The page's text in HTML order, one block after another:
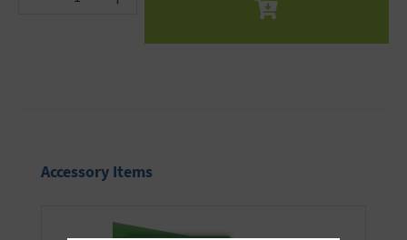
Produktgalerie überspringen
Accessory Items